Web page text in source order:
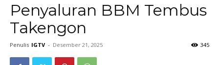
Penyaluran BBM Tembus
Takengon
Penulis IGTV - Desember 21, 2025 345